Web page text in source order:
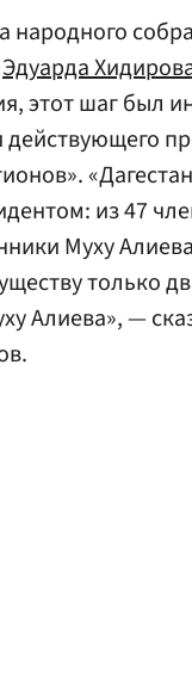
народного
Эдуарда
этот шаг был
из 47
Муху
только
Алиева», —